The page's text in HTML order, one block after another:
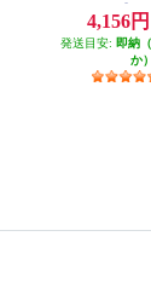
4,156
発送目安: 即納
か